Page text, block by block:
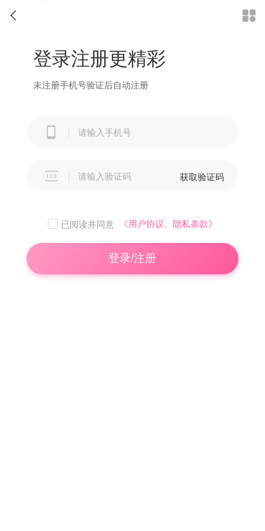

登录注册更精彩
未注册手机号验证后自动注册
 获取验证码
已阅读并同意 《用户协议、隐私条款》
登录/注册
